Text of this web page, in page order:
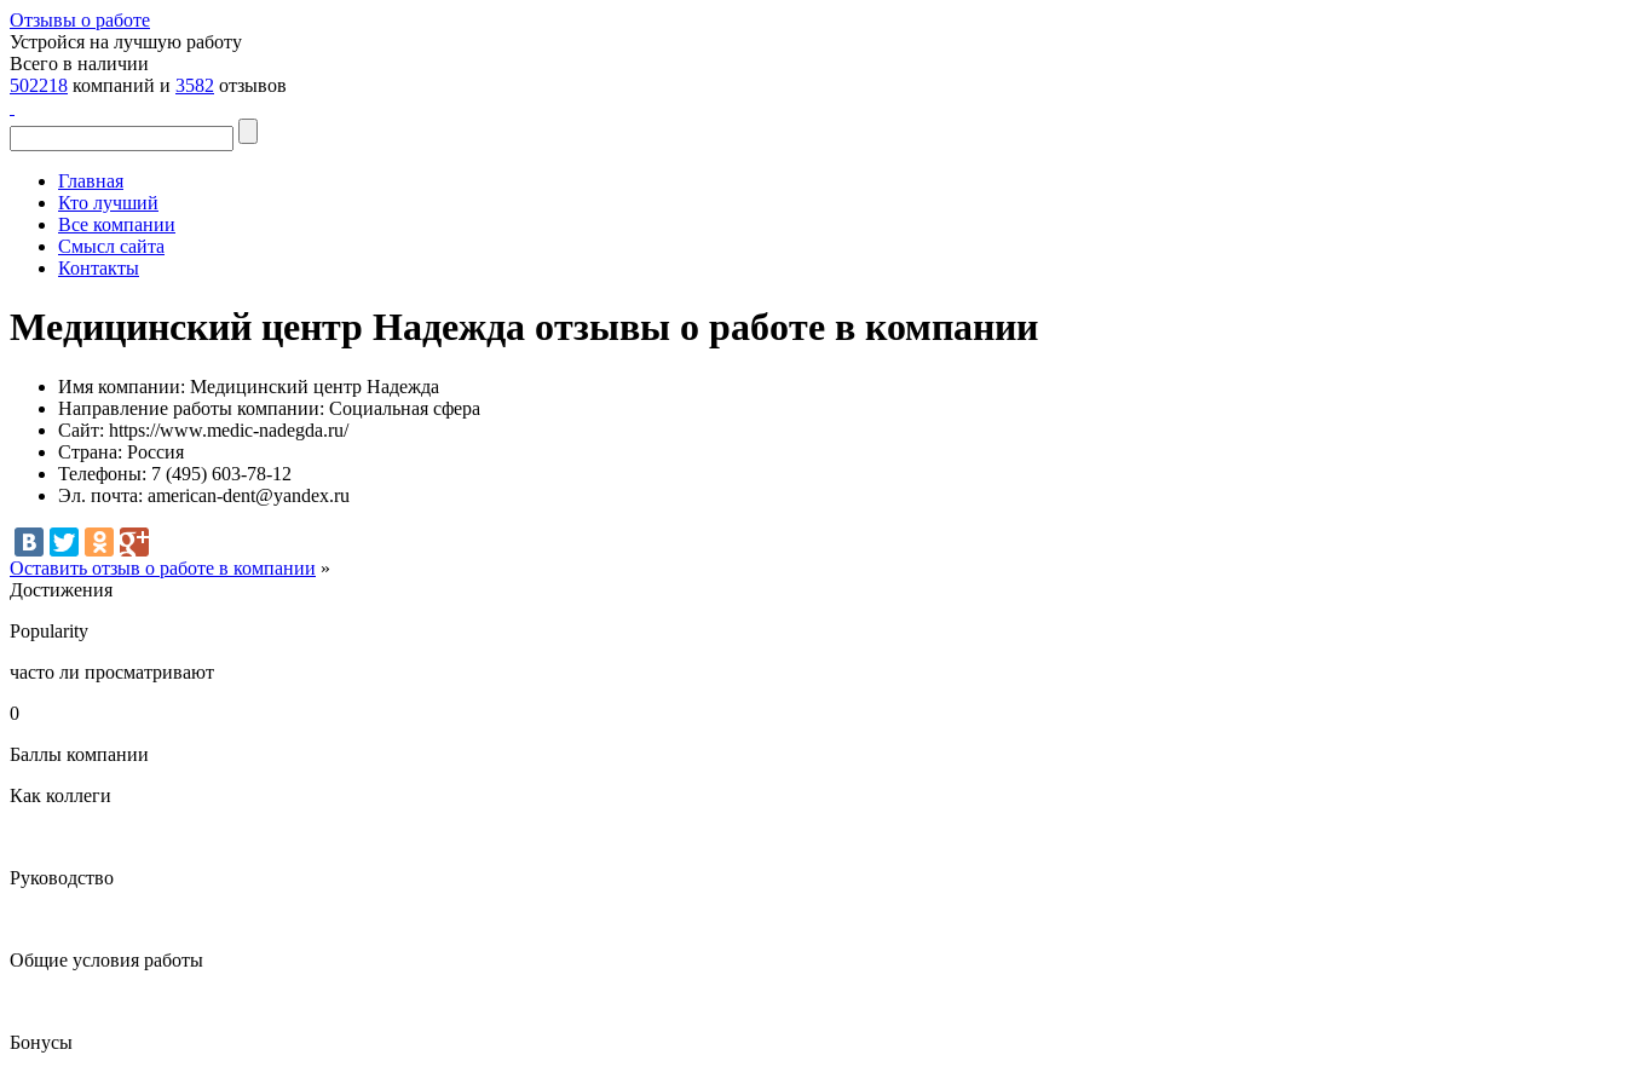
Отзывы о работе
Устройся на лучшую работу
Всего в наличии
502218 компаний и 3582 отзывов
Главная
Кто лучший
Все компании
Смысл сайта
Контакты
Медицинский центр Надежда отзывы о работе в компании
Имя компании: Медицинский центр Надежда
Направление работы компании: Социальная сфера
Сайт: https://www.medic-nadegda.ru/
Страна: Россия
Телефоны: 7 (495) 603-78-12
Эл. почта: american-dent@yandex.ru
Оставить отзыв о работе в компании »
Достижения
Popularity
часто ли просматривают
0
Баллы компании
Как коллеги
Руководство
Общие условия работы
Бонусы